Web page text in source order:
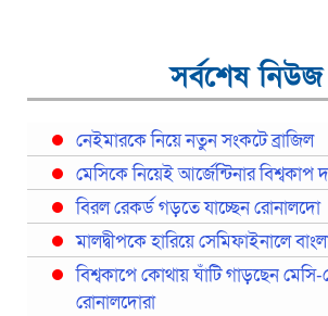
সর্বশেষ নিউজ
নেইমারকে নিয়ে নতুন সংকটে ব্রাজিল
মেসিকে নিয়েই আর্জেন্টিনার বিশ্বকাপ
বিরল রেকর্ড গড়তে যাচ্ছেন রোনালদো
মালদ্বীপকে হারিয়ে সেমিফাইনালে
বিশ্বকাপে কোথায় ঘাঁটি গাড়ছেন
রোনালদোরা